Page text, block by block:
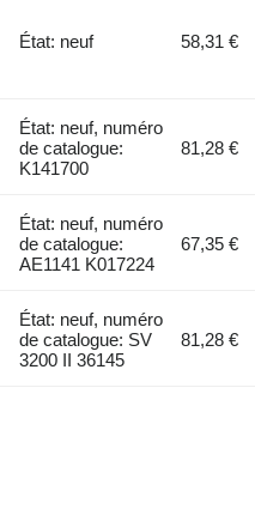
État: neuf 58,31 €
État: neuf, numéro
de catalogue:
K141700
81,28 €
État: neuf, numéro
de catalogue:
AE1141 K017224
67,35 €
État: neuf, numéro
de catalogue: SV
3200 II 36145
81,28 €